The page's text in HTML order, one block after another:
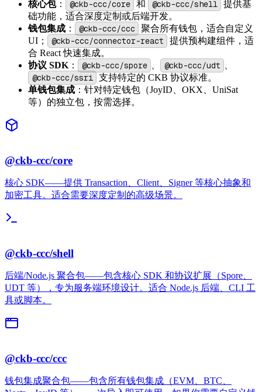
核心包： @ckb-ccc/core 和 @ckb-ccc/shell
提供基
础功能，适合深度定制或后端开发。
钱包集成 ： @ckb-ccc/ccc
聚合所有钱包，适合自定义
UI；
@ckb-ccc/connector-react
提供预构建组件，适
合 React 快速集成。
协议 SDK ： @ckb-ccc/spore @ckb-ccc/udt
@ckb-ccc/ssri
支持特定的 CKB 协议标准。
单钱包集成 ：针对特定钱包（JoyID、OKX、UniSat
等）的独立包，按需选择。
@ckb-ccc/core
核心 SDK——提供 Transaction、Client、Signer 等核心抽象和
加密工具。适合需要深度定制的高级场景。
@ckb-ccc/shell
后端/Node.js 聚合包——包含核心 SDK 和协议扩展（Spore、
UDT 等），专为服务端环境设计。适合 Node.js 后端、CLI 工
具或脚本。
@ckb-ccc/ccc
钱包集成聚合包——包含所有钱包集成（EVM、BTC、